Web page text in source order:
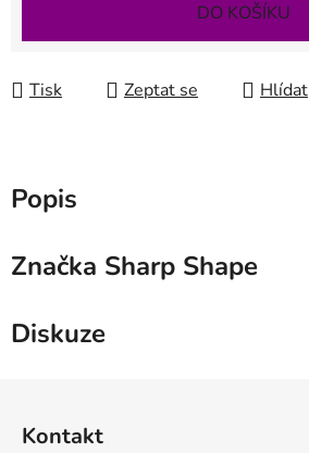
DO KOŠÍKU
Tisk Zeptat se Hlídat
Popis
Značka Sharp Shape
Diskuze
Kontakt